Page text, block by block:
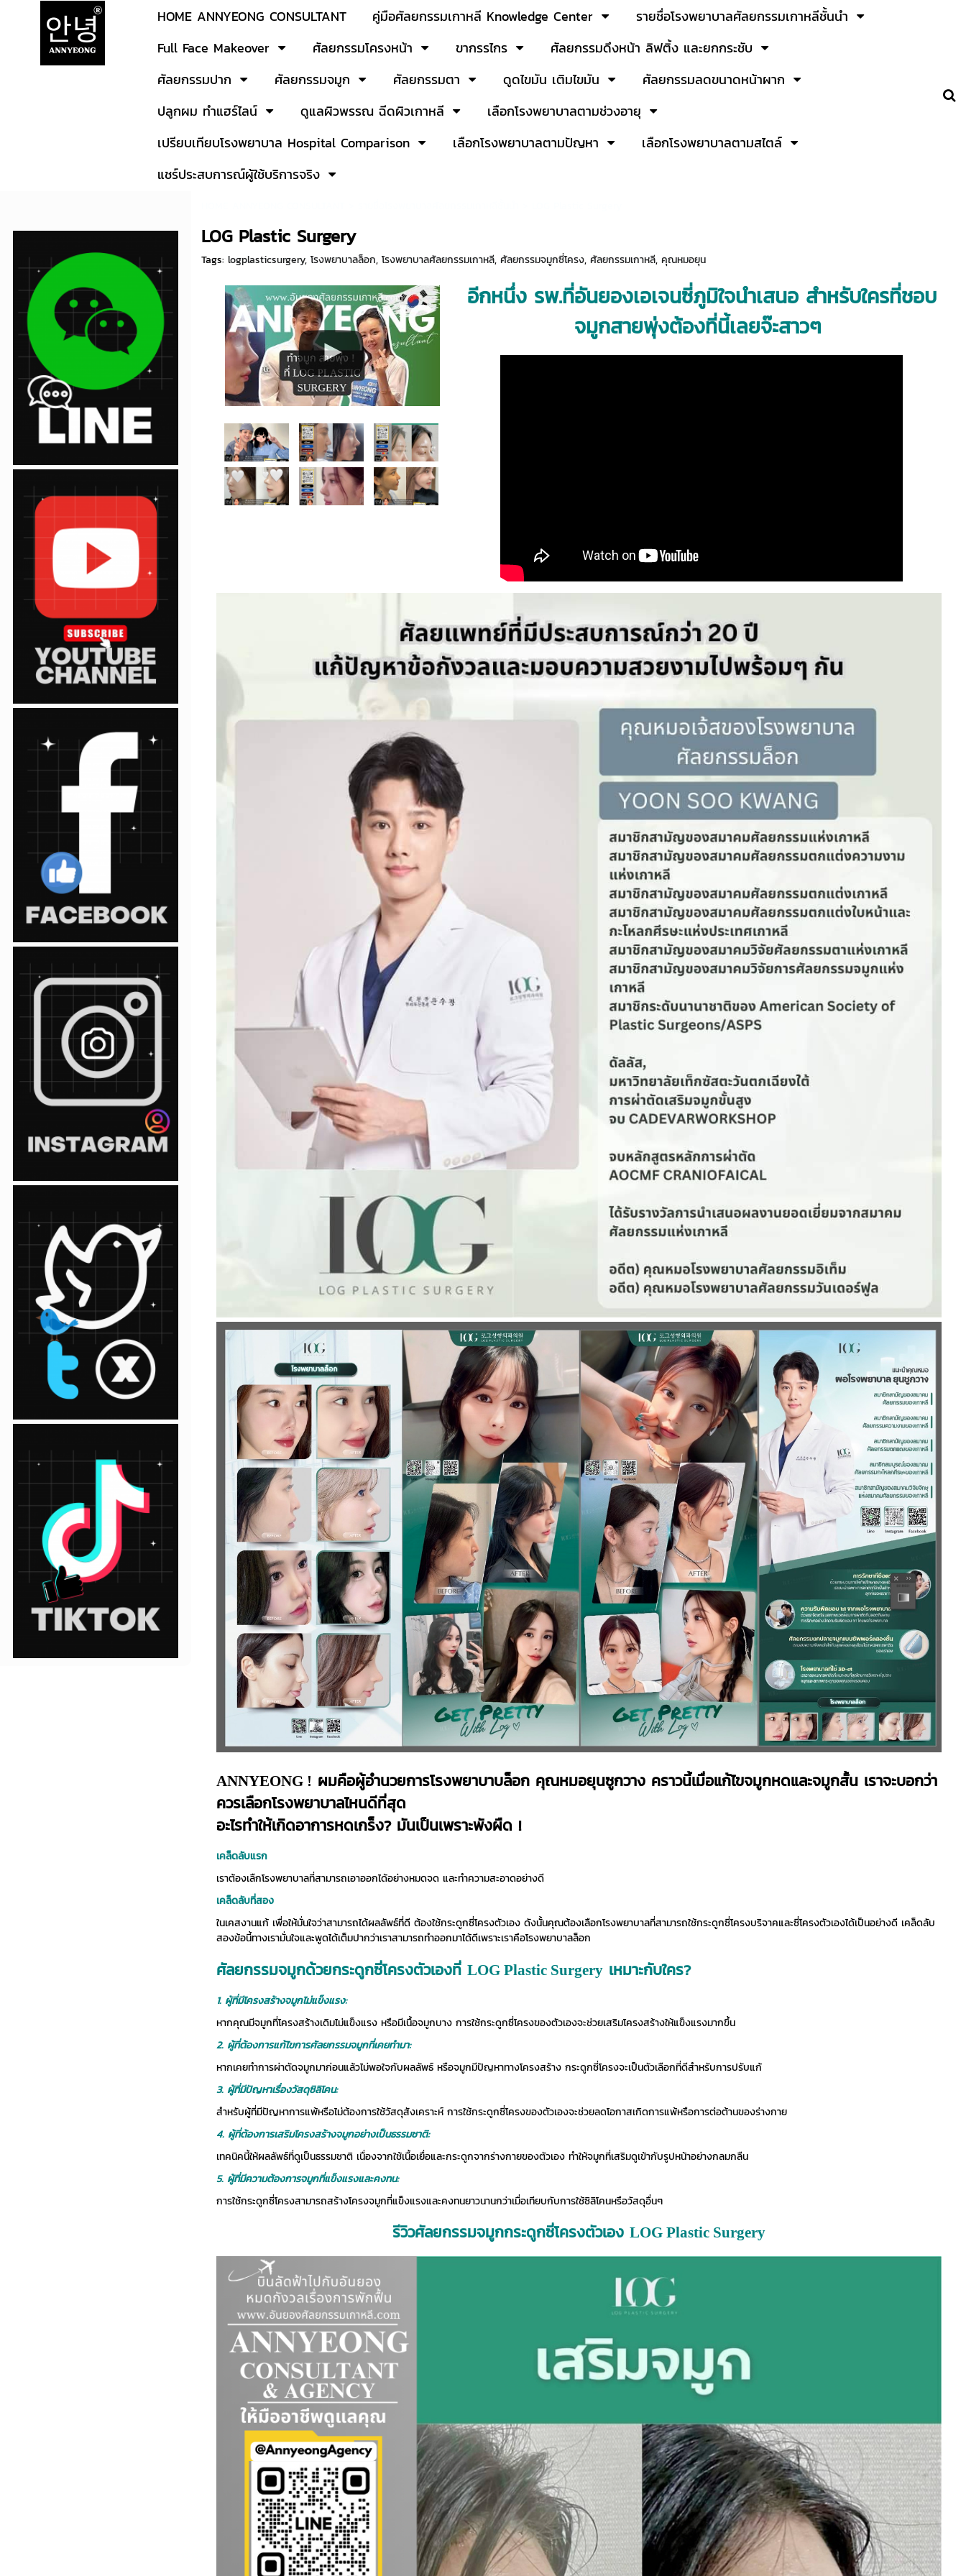
HOME ANNYEONG CONSULTANT คู่มือศัลยกรรมเกาหลี Knowledge Center
รายชื่อโรงพยาบาลศัลยกรรมเกาหลีชั้นนำ
Full Face Makeover
ศัลยกรรมโครงหน้า ขากรรไกร
ศัลยกรรมดึงหน้า ลิฟติ้ง และยกกระชับ
ศัลยกรรมปาก
ศัลยกรรมจมูก ศัลยกรรมตา ดูดไขมัน เติมไขมัน
ศัลยกรรมลดขนาดหน้าผาก
ปลูกผม ทำแฮร์ไลน์
ดูแลผิวพรรณ ฉีดผิวเกาหลี
เลือกโรงพยาบาลตามช่วงอายุ
เปรียบเทียบโรงพยาบาล Hospital Comparison
เลือกโรงพยาบาลตามปัญหา
เลือกโรงพยาบาลตามสไตล์
แชร์ประสบการณ์ผู้ใช้บริการจริง
LOG Plastic Surgery
Tags:logplasticsurgery,โรงพยาบาลล็อก,โรงพยาบาลศัลยกรรมเกาหลี,ศัลยกรรมจมูกซี่โครง,ศัลยกรรมเกาหลี,คุณหมอยุน
อีกหนึ่ง รพ.ที่อันยองเอเจนซี่ภูมิใจนำเสนอ สำหรับใครที่ชอบ
จมูกสายพุ่งต้องที่นี้เลยจ๊ะสาวๆ
ANNYEONG ! ผมคือผู้อำนวยการโรงพยาบาบล็อก คุณหมอยุนซูกวาง คราวนี้เมื่อแก้ไขจมูกหดและจมูกสั้น เราจะบอกว่า
ควรเลือกโรงพยาบาลไหนดีที่สุด
อะไรทำให้เกิดอาการหดเกร็ง? มันเป็นเพราะพังผืด !
เคล็ดลับแรก
เราต้องเลืกโรงพยาบาลที่สามารถเอาออกได้อย่างหมดจด และทำความสะอาดอย่างดี
เคล็ดลับที่สอง
ในเคสงานแก้ เพื่อให้มั่นใจว่าสามารถได้ผลลัพธ์ที่ดี ต้องใช้กระดูกซี่โครงตัวเอง ดังนั้นคุณต้องเลือกโรงพยาบาลที่สามารถใช้กระดูกซี่โครงบริจาคและซี่โครงตัวเองได้เป็นอย่างดีเคล็ดลับ
สองข้อนี้ทางเรามั่นใจและพูดได้เต็มปากว่าเราสามารถทำออกมาได้ดีเพราะเราคือโรงพยาบาลล็อก
ศัลยกรรมจมูกด้วยกระดูกซี่โครงตัวเองที่LOG Plastic Surgery เหมาะกับใคร?
1. ผู้ที่มีโครงสร้างจมูกไม่แข็งแรง:
หากคุณมีจมูกที่โครงสร้างเดิมไม่แข็งแรง หรือมีเนื้อจมูกบาง การใช้กระดูกซี่โครงของตัวเองจะช่วยเสริมโครงสร้างให้แข็งแรงมากขึ้น
2. ผู้ที่ต้องการแก้ไขการศัลยกรรมจมูกที่เคยทำมา:
หากเคยทำการผ่าตัดจมูกมาก่อนแล้วไม่พอใจกับผลลัพธ์ หรือจมูกมีปัญหาทางโครงสร้าง กระดูกซี่โครงจะเป็นตัวเลือกที่ดีสำหรับการปรับแก้
3. ผู้ที่มีปัญหาเรื่องวัสดุซิลิโคน:
สำหรับผู้ที่มีปัญหาการแพ้หรือไม่ต้องการใช้วัสดุสังเคราะห์ การใช้กระดูกซี่โครงของตัวเองจะช่วยลดโอกาสเกิดการแพ้หรือการต่อต้านของร่างกาย
4. ผู้ที่ต้องการเสริมโครงสร้างจมูกอย่างเป็นธรรมชาติ:
เทคนิคนี้ให้ผลลัพธ์ที่ดูเป็นธรรมชาติ เนื่องจากใช้เนื้อเยื่อและกระดูกจากร่างกายของตัวเอง ทำให้จมูกที่เสริมดูเข้ากับรูปหน้าอย่างกลมกลืน
5. ผู้ที่มีความต้องการจมูกที่แข็งแรงและคงทน:
การใช้กระดูกซี่โครงสามารถสร้างโครงจมูกที่แข็งแรงและคงทนยาวนานกว่าเมื่อเทียบกับการใช้ซิลิโคนหรือวัสดุอื่นๆ
รีวิวศัลยกรรมจมูกกระดูกซี่โครงตัวเองLOG Plastic Surgery